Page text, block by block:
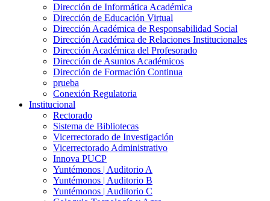
Dirección de Informática Académica
Dirección de Educación Virtual
Dirección Académica de Responsabilidad Social
Dirección Académica de Relaciones Institucionales
Dirección Académica del Profesorado
Dirección de Asuntos Académicos
Dirección de Formación Continua
prueba
Conexión Regulatoria
Institucional
Rectorado
Sistema de Bibliotecas
Vicerrectorado de Investigación
Vicerrectorado Administrativo
Innova PUCP
Yuntémonos | Auditorio A
Yuntémonos | Auditorio B
Yuntémonos | Auditorio C